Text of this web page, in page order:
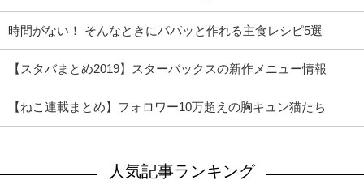
時間がない！ そんなときにパパッと作れる主食レシピ5選
【スタバまとめ2019】スターバックスの新作メニュー情報
【ねこ連載まとめ】フォロワー10万超えの胸キュン猫たち
人気記事ランキング